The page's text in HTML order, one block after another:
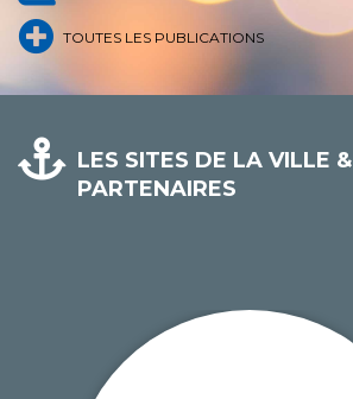
TOUTES LES PUBLICATIONS
LES SITES DE LA VILLE &
PARTENAIRES